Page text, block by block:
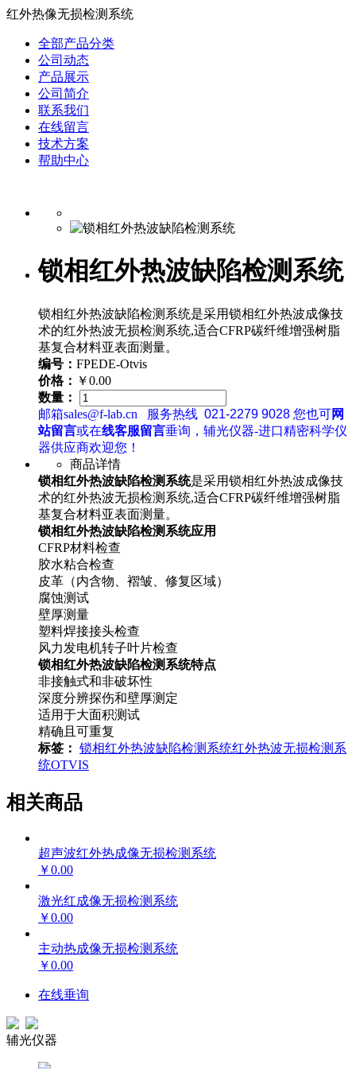
红外热像无损检测系统
全部产品分类
公司动态
产品展示
公司简介
联系我们
在线留言
技术方案
帮助中心
锁相红外热波缺陷检测系统
锁相红外热波缺陷检测系统是采用锁相红外热波成像技
术的红外热波无损检测系统,适合CFRP碳纤维增强树脂
基复合材料亚表面测量。
编号： FPEDE-Otvis
价格： ￥0.00
数量：
邮箱sales@f-lab.cn
服务热线 021-2279 9028 您也可网
站留言或在线客服留言垂询，辅光仪器-进口精密科学仪
器供应商欢迎您！
商品详情
锁相红外热波缺陷检测系统是采用锁相红外热波成像技
术的红外热波无损检测系统,适合CFRP碳纤维增强树脂
基复合材料亚表面测量。
锁相红外热波缺陷检测系统应用
CFRP材料检查
胶水粘合检查
皮革（内含物、褶皱、修复区域）
腐蚀测试
壁厚测量
塑料焊接接头检查
风力发电机转子叶片检查
锁相红外热波缺陷检测系统特点
非接触式和非破坏性
深度分辨探伤和壁厚测定
适用于大面积测试
精确且可重复
标签： 锁相红外热波缺陷检测系统红外热波无损检测系
统OTVIS
相关商品
超声波红外热成像无损检测系统
￥0.00
激光红成像无损检测系统
￥0.00
主动热成像无损检测系统
￥0.00
在线垂询
辅光仪器